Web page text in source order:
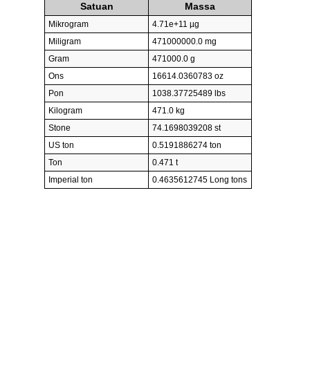
Satuan Massa
Mikrogram
4.71e+11 µg
Miligram
471000000.0 mg
Gram
471000.0 g
Ons
16614.0360783 oz
Pon
1038.37725489 lbs
Kilogram
471.0 kg
Stone
74.1698039208 st
US ton
0.5191886274 ton
Ton
0.471 t
Imperial ton
0.4635612745 Long tons